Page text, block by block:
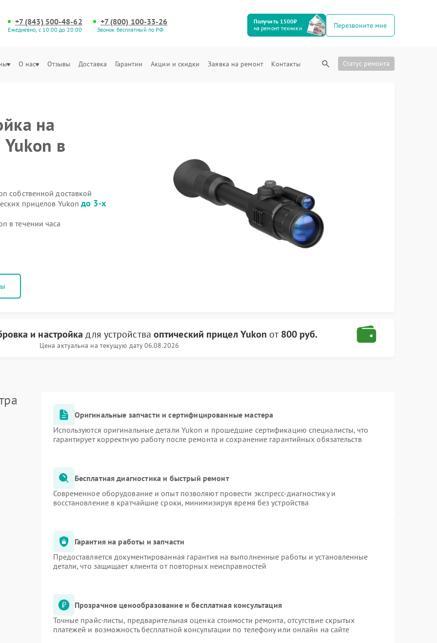
+7 (843) 500-48-62
Ежедневно, с 10:00 до 20:00
+7 (800) 100-33-26
Звонок бесплатный по РФ
Получить 1500₽
на ремонт техники
Перезвоните мне
О нас Отзывы Доставка Гарантии Акции и скидки Заявка на ремонт Контакты Статус ремонта
на
в
собственной доставкой
прицелов Yukonдо 3-х
в течении часа
и настройка для устройства оптический прицел Yukon от 800 руб.
Цена актуальна на текущую дату 06.08.2026
Оригинальные запчасти и сертифицированные мастера
Используются оригинальные детали Yukon и прошедшие сертификацию специалисты, что
гарантирует корректную работу после ремонта и сохранение гарантийных обязательств
Бесплатная диагностика и быстрый ремонт
Современное оборудование и опыт позволяют провести экспресс-диагностику и
восстановление в кратчайшие сроки, минимизируя время без устройства
Гарантия на работы и запчасти
Предоставляется документированная гарантия на выполненные работы и установленные
детали, что защищает клиента от повторных неисправностей
Прозрачное ценообразование и бесплатная консультация
Точные прайс-листы, предварительная оценка стоимости ремонта, отсутствие скрытых
платежей и возможность бесплатной консультации по телефону или онлайн на сайте